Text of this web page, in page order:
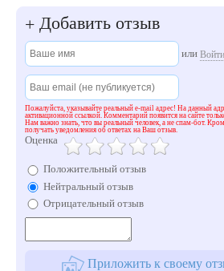
+ Добавить отзыв
или Войти
Пожалуйста, указывайте реальный e-mail адрес! На данный
активационной ссылкой. Комментарий появится на сайте
Нам важно знать, что вы реальный человек, а не спам-бот.
получать уведомления об ответах на Ваш отзыв.
Оценка
Положительный отзыв
Нейтральный отзыв
Отрицательный отзыв
Приложить к своему